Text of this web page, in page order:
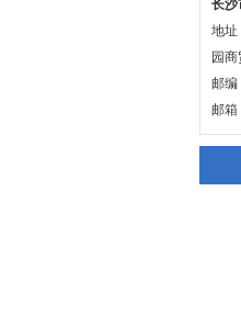
长沙
地址
园
邮编
邮箱